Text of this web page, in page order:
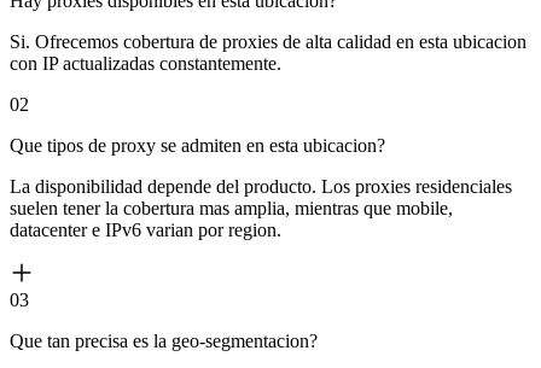
Si. Ofrecemos cobertura de proxies de alta calidad en esta ubicacion
con IP actualizadas constantemente.
02
Que tipos de proxy se admiten en esta ubicacion?
La disponibilidad depende del producto. Los proxies residenciales
suelen tener la cobertura mas amplia, mientras que mobile,
datacenter e IPv6 varian por region.
03
Que tan precisa es la geo-segmentacion?